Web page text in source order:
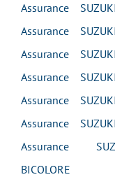
Assurance
Assurance
Assurance
Assurance
Assurance
Assurance
Assurance
BICOLORE